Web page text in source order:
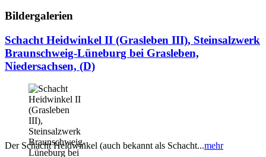
Bildergalerien
Schacht Heidwinkel II (Grasleben III), Steinsalzwerk
Braunschweig-Lüneburg bei Grasleben,
Niedersachsen, (D)
Der Schacht Heidwinkel (auch bekannt als Schacht...mehr